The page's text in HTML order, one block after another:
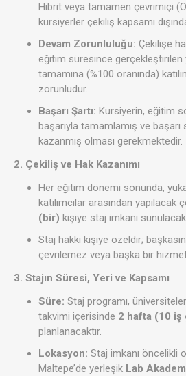
Hibrit veya tamamen çevrimiçi
kursiyerler çekiliş kapsamı
Devam Zorunluluğu: Çekilişe
eğitim süresince gerçekleştirilen
tamamına (%100 oranında)
zorunludur.
Başarı Şartı: Kursiyerin, eğitim
başarıyla tamamlamış ve
kazanmış olması gerekmektedir.
2. Çekiliş ve Hak Kazanımı
Her eğitim dönemi sonunda,
katılımcılar arasından yapılacak
(bir) kişiye staj imkanı
Staj hakkı kişiye özeldir;
çevrilemez veya başka bir
3. Stajın Süresi, Yeri ve Kapsamı
Süre: Staj programı,
takvimi içerisinde 2 hafta (10 iş
planlanacaktır.
Lokasyon: Staj imkanı öncelikli
Maltepe’de yerleşik Lab